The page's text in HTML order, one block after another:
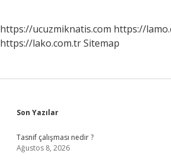
https://ucuzmiknatis.com https://
https://lako.com.trSitemap
Sidebar
Son Yazılar
Tasnif çalışması nedir ?
Ağustos 8, 2026